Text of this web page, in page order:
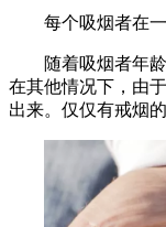
每个吸烟者在
随着吸烟者年
在其他情况下，由
出来。仅仅有戒烟